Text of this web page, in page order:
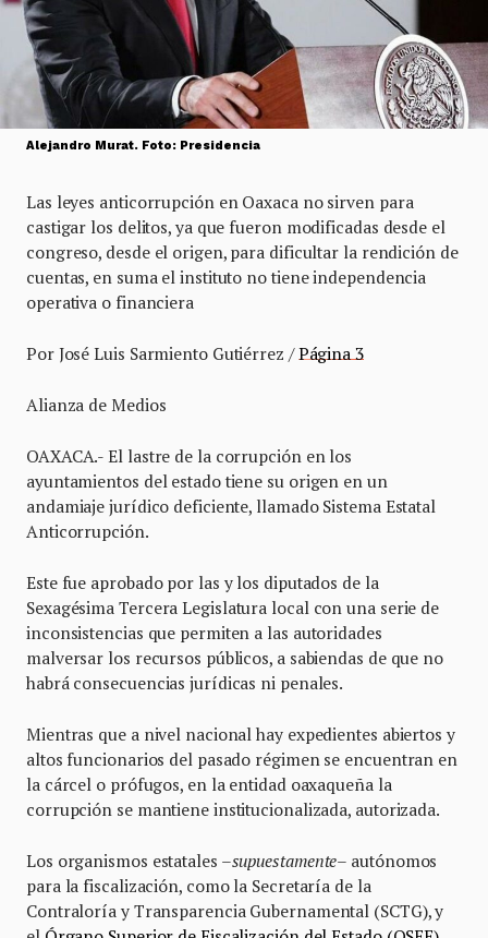
Alejandro Murat. Foto: Presidencia
Las leyes anticorrupción en Oaxaca no sirven para
castigar los delitos, ya que fueron modificadas desde el
congreso, desde el origen, para dificultar la rendición de
cuentas, en suma el instituto no tiene independencia
operativa o financiera
Por José Luis Sarmiento Gutiérrez /Página 3
Alianza de Medios
OAXACA.- El lastre de la corrupción en los
ayuntamientos del estado tiene su origen en un
andamiaje jurídico deficiente, llamado Sistema Estatal
Anticorrupción.
Este fue aprobado por las y los diputados de la
Sexagésima Tercera Legislatura local con una serie de
inconsistencias que permiten a las autoridades
malversar los recursos públicos, a sabiendas de que no
habrá consecuencias jurídicas ni penales.
Mientras que a nivel nacional hay expedientes abiertos y
altos funcionarios del pasado régimen se encuentran en
la cárcel o prófugos, en la entidad oaxaqueña la
corrupción se mantiene institucionalizada, autorizada.
Los organismos estatales –supuestamente– autónomos
para la fiscalización, como la Secretaría de la
Contraloría y Transparencia Gubernamental (SCTG), y